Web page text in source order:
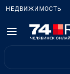
НЕДВИЖИМОСТЬ